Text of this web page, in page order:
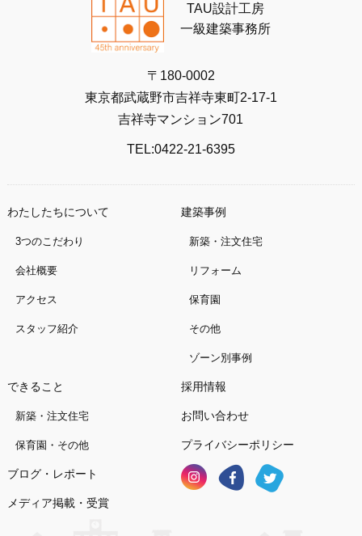
TAU設計工房
一級建築事務所
〒180-0002
東京都武蔵野市吉祥寺東町2-17-1
吉祥寺マンション701
TEL:0422-21-6395
わたしたちについて
3つのこだわり
会社概要
アクセス
スタッフ紹介
建築事例
新築・注文住宅
リフォーム
保育園
その他
ゾーン別事例
できること
新築・注文住宅
保育園・その他
ブログ・レポート
メディア掲載・受賞
採用情報
お問い合わせ
プライバシーポリシー